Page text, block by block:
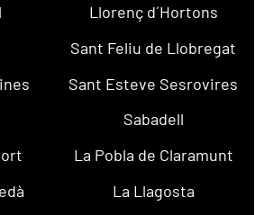
Llorenç d´Hortons
Sant Feliu de Llobregat
Sant Esteve Sesrovires
Sabadell
La Pobla de Claramunt
La Llagosta